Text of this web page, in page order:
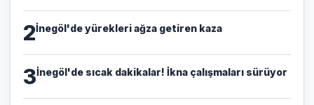
2İnegöl'de yürekleri ağza getiren kaza
3İnegöl'de sıcak dakikalar! İkna çalışmaları sürüyor